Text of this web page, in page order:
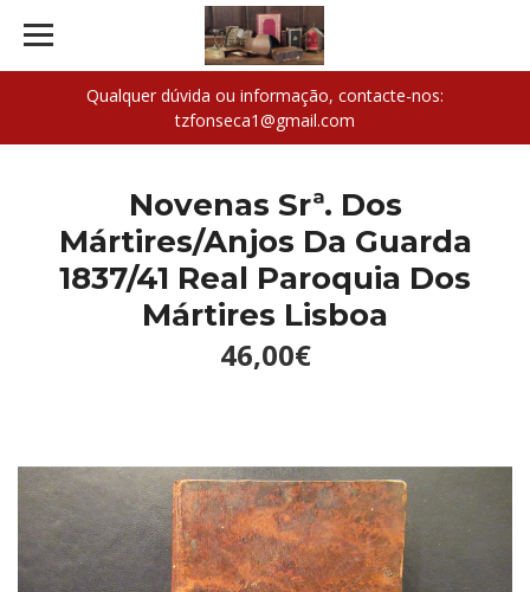
Qualquer dúvida ou informação, contacte-nos:
tzfonseca1@gmail.com
Novenas Srª. Dos
Mártires/Anjos Da Guarda
1837/41 Real Paroquia Dos
Mártires Lisboa
46,00€